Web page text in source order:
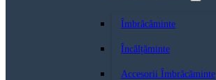
Îmbrăcăminte
Încălțăminte
Accesorii Îmbrăcăminte